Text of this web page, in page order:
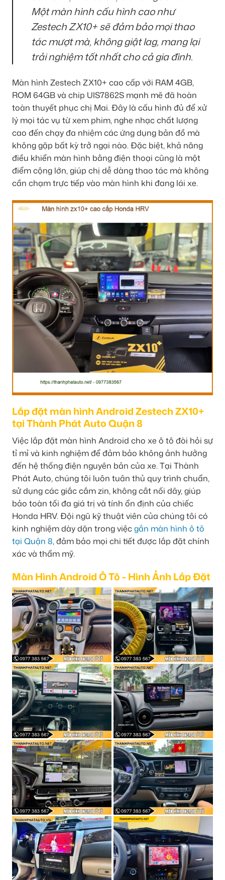
Một màn hình cấu hình cao như
Zestech ZX10+ sẽ đảm bảo mọi thao
tác mượt mà, không giật lag, mang lại
trải nghiệm tốt nhất cho cả gia đình.
Màn hình Zestech ZX10+ cao cấp với RAM 4GB,
ROM 64GB và chip UIS7862S mạnh mẽ đã hoàn
toàn thuyết phục chị Mai. Đây là cấu hình đủ để xử
lý mọi tác vụ từ xem phim, nghe nhạc chất lượng
cao đến chạy đa nhiệm các ứng dụng bản đồ mà
không gặp bất kỳ trở ngại nào. Đặc biệt, khả năng
điều khiển màn hình bằng điện thoại cũng là một
điểm cộng lớn, giúp chị dễ dàng thao tác mà không
cần chạm trực tiếp vào màn hình khi đang lái xe.
Lắp đặt màn hình Android Zestech ZX10+
tại Thành Phát Auto Quận 8
Việc lắp đặt màn hình Android cho xe ô tô đòi hỏi sự
tỉ mỉ và kinh nghiệm để đảm bảo không ảnh hưởng
đến hệ thống điện nguyên bản của xe. Tại Thành
Phát Auto, chúng tôi luôn tuân thủ quy trình chuẩn,
sử dụng các giắc cắm zin, không cắt nối dây, giúp
bảo toàn tối đa giá trị và tính ổn định của chiếc
Honda HRV. Đội ngũ kỹ thuật viên của chúng tôi có
kinh nghiệm dày dặn trong việcgắn màn hình ô tô
tại Quận 8, đảm bảo mọi chi tiết được lắp đặt chính
xác và thẩm mỹ.
Màn Hình Android Ô Tô - Hình Ảnh Lắp Đặt